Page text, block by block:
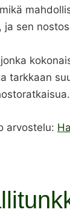
ja sen
tarkkaan
arvostelu: